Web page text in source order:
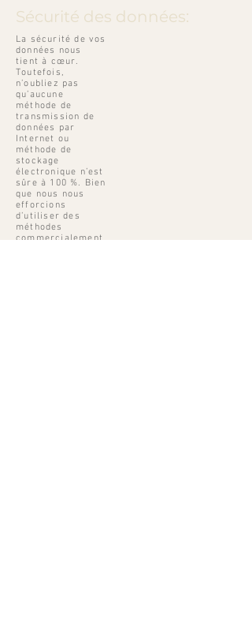
Sécurité des données:
La sécurité de vos
données nous
tient à cœur.
Toutefois,
n’oubliez pas
qu’aucune
méthode de
transmission de
données par
Internet ou
méthode de
stockage
électronique n’est
sûre à 100 %. Bien
que nous nous
efforcions
d’utiliser des
méthodes
commercialement